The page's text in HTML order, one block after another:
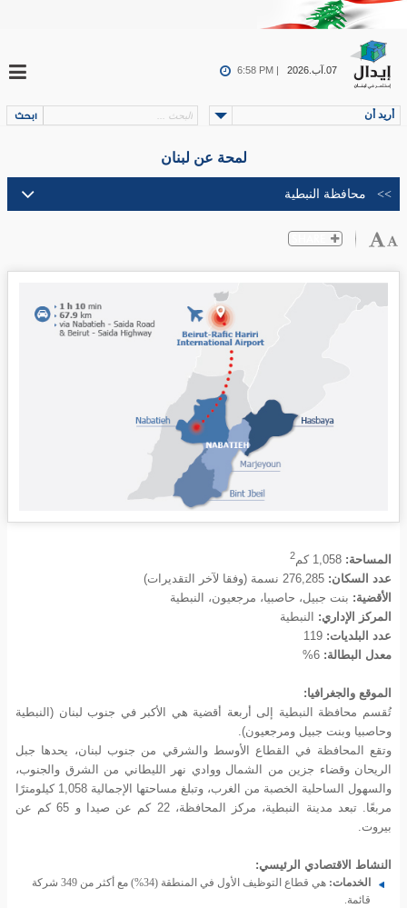
07.آب.2026 6:58 PM |
أريد أن
لمحة عن لبنان
المساحة: 1,058 كم 2
عدد السكان: 276,285 نسمة (وفقا لآخر التقديرات)
الأقضية: بنت جبيل، حاصبيا، مرجعيون، النبطية
المركز الإداري:
النبطية
عدد البلديات: 119
معدل البطالة: 6%
الموقع والجغرافيا:
تُقسم محافظة النبطية إلى أربعة أقضية هي الأكبر في جنوب لبنان (النبطية
وحاصبيا وبنت جبيل ومرجعيون).
وتقع المحافظة في القطاع الأوسط والشرقي من جنوب لبنان، يحدها جبل
الريحان وقضاء جزين من الشمال ووادي نهر الليطاني من الشرق والجنوب،
والسهول الساحلية الخصبة من الغرب، وتبلغ مساحتها الإجمالية 1,058 كيلومترًا
مربعًا. تبعد مدينة النبطية، مركز المحافظة، 22 كم عن صيدا و 65 كم عن
بيروت.
النشاط الاقتصادي الرئيسي:
الخدمات:
هي قطاع التوظيف الأول في المنطقة (34%) مع أكثر من 349 شركة
قائمة.